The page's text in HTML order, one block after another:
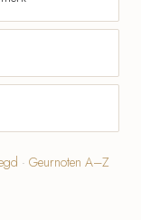
· Geurnoten A–Z